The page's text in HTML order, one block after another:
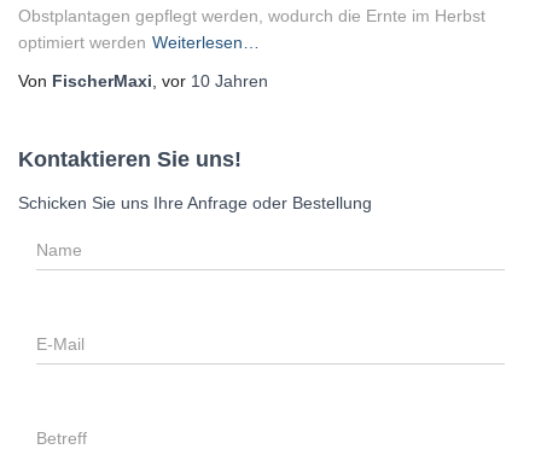
Obstplantagen gepflegt werden, wodurch die Ernte im Herbst
optimiert werden Weiterlesen…
Von FischerMaxi , vor 10 Jahren
Kontaktieren Sie uns!
Schicken Sie uns Ihre Anfrage oder Bestellung